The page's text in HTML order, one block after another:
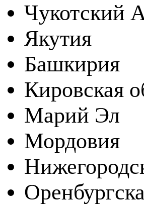
Чукотский
Якутия
Башкирия
Кировская
Марий Эл
Мордовия